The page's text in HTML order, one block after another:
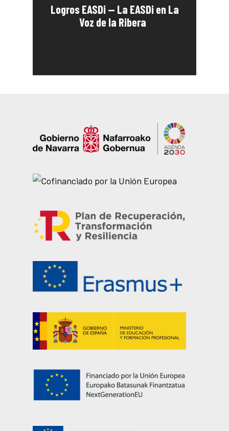
Logros EASDi — La EASDi en La
Voz de la Ribera